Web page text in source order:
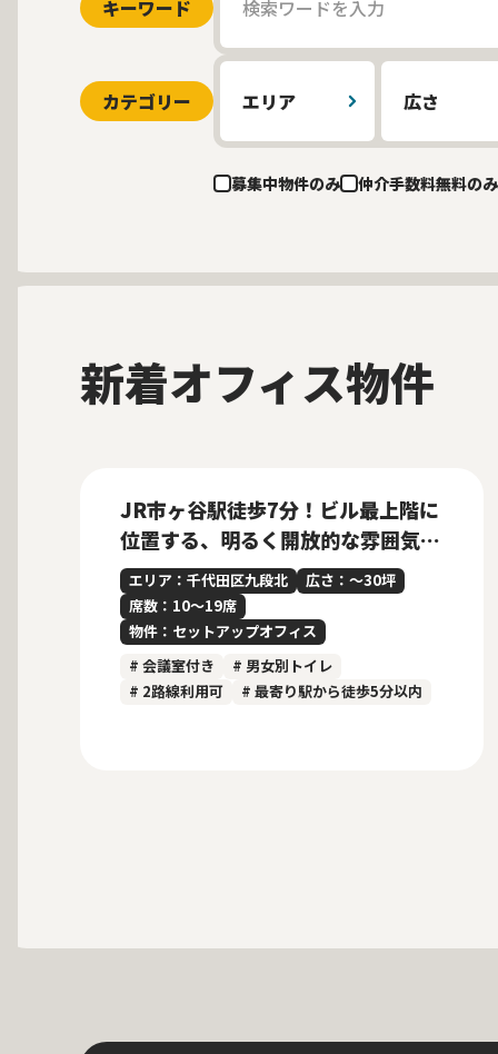
キーワード
カテゴリー エリア 広さ
募集中物件のみ 仲介手数料無料のみ
新着オフィス物件
JR市ヶ谷駅徒歩7分！ビル最上階に
位置する、明るく開放的な雰囲気の
内装付きセットアップオフィス
エリア：千代田区九段北
広さ：〜30坪
席数：10〜19席
物件：セットアップオフィス
# 会議室付き
# 男女別トイレ
# 2路線利用可
# 最寄り駅から徒歩5分以内